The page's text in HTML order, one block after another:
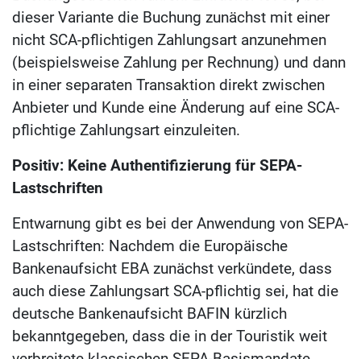
dieser Variante die Buchung zunächst mit einer
nicht SCA-pflichtigen Zahlungsart anzunehmen
(beispielsweise Zahlung per Rechnung) und dann
in einer separaten Transaktion direkt zwischen
Anbieter und Kunde eine Änderung auf eine SCA-
pflichtige Zahlungsart einzuleiten.
Positiv: Keine Authentifizierung für SEPA-
Lastschriften
Entwarnung gibt es bei der Anwendung von SEPA-
Lastschriften: Nachdem die Europäische
Bankenaufsicht EBA zunächst verkündete, dass
auch diese Zahlungsart SCA-pflichtig sei, hat die
deutsche Bankenaufsicht BAFIN kürzlich
bekanntgegeben, dass die in der Touristik weit